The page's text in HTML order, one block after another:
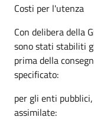
Costi per l'utenza
Con delibera della
sono stati stabiliti
prima della
specificato:
per gli enti
assimilate: